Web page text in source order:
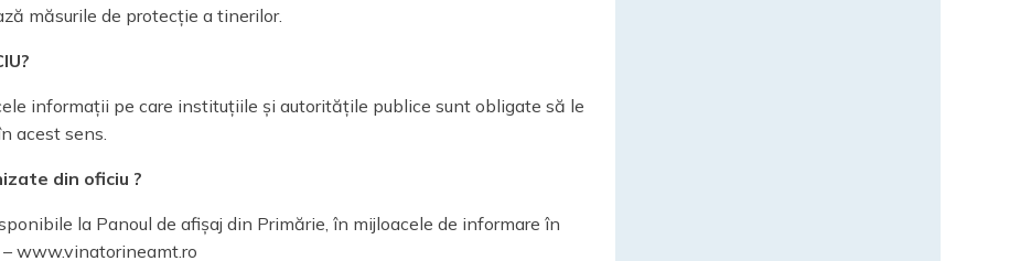
măsurile de protecție a tinerilor.
informații pe care instituțiile și autoritățile publice sunt obligate să le
acest sens.
din oficiu ?
la Panoul de afișaj din Primărie, în mijloacele de informare în
www.vinatorineamt.ro